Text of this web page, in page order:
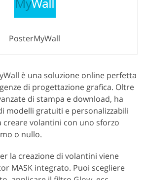
PosterMyWall
è una soluzione online perfetta
di progettazione grafica. Oltre
di stampa e download, ha
modelli gratuiti e personalizzabili
creare volantini con uno sforzo
o nullo.
la creazione di volantini viene
MASK integrato. Puoi scegliere